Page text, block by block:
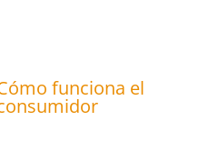
funciona el